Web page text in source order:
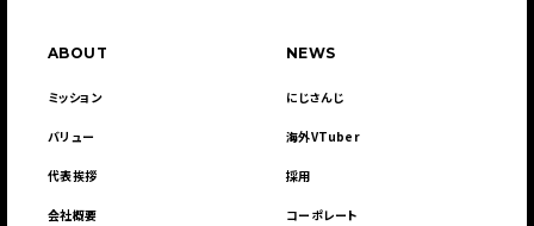
ABOUT
ミッション
バリュー
代表挨拶
会社概要
NEWS
にじさんじ
海外VTuber
採用
コーポレート